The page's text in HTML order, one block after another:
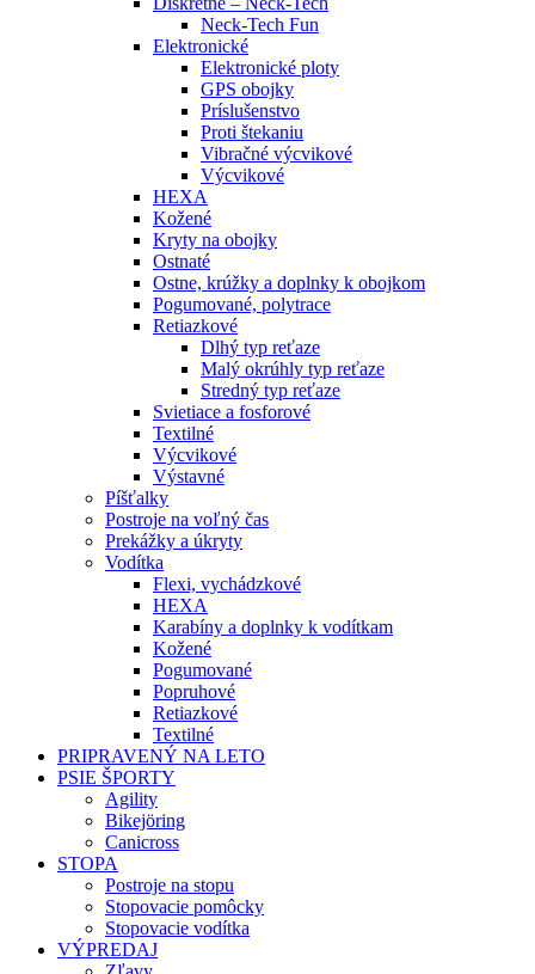
Neck-Tech Fun
Elektronické
Elektronické ploty
GPS obojky
Príslušenstvo
Proti štekaniu
Vibračné výcvikové
Výcvikové
HEXA
Kožené
Kryty na obojky
Ostnaté
Ostne, krúžky a doplnky k obojkom
Pogumované, polytrace
Retiazkové
Dlhý typ reťaze
Malý okrúhly typ reťaze
Stredný typ reťaze
Svietiace a fosforové
Textilné
Výcvikové
Výstavné
Píšťalky
Postroje na voľný čas
Prekážky a úkryty
Vodítka
Flexi, vychádzkové
HEXA
Karabíny a doplnky k vodítkam
Kožené
Pogumované
Popruhové
Retiazkové
Textilné
PRIPRAVENÝ NA LETO
PSIE ŠPORTY
Agility
Bikejöring
Canicross
STOPA
Postroje na stopu
Stopovacie pomôcky
Stopovacie vodítka
VÝPREDAJ